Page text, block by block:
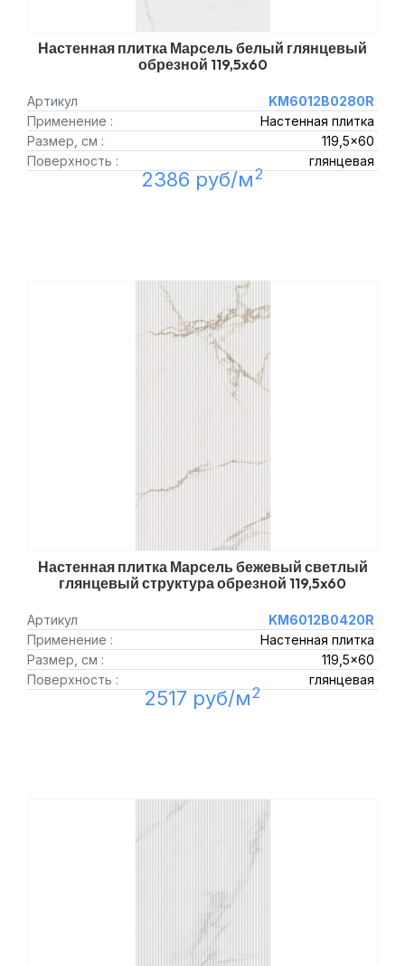
Настенная плитка Марсель белый глянцевый
обрезной 119,5x60
Артикул
KM6012B0280R
Применение :
Настенная плитка
Размер, см :
119,5x60
Поверхность :
глянцевая
2386 руб/м2
Настенная плитка Марсель бежевый светлый
глянцевый структура обрезной 119,5x60
Артикул
KM6012B0420R
Применение :
Настенная плитка
Размер, см :
119,5x60
Поверхность :
глянцевая
2517 руб/м2